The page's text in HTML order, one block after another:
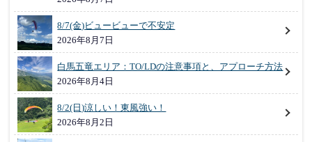
8/7(金)ビュービューで不安定
2026年8月7日
白馬五竜エリア：TO/LDの注意事項と、アプローチ方法
2026年8月4日
8/2(日)涼しい！東風強い！
2026年8月2日